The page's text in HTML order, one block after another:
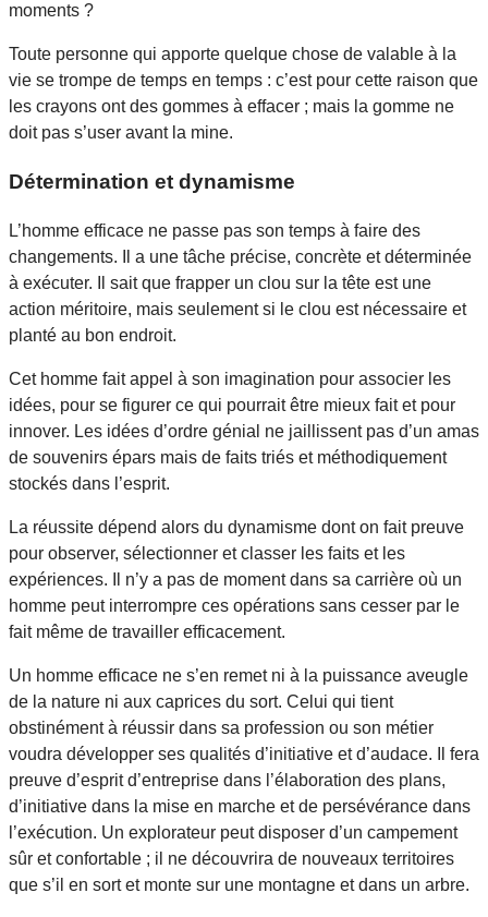
moments ?
Toute personne qui apporte quelque chose de valable à la
vie se trompe de temps en temps : c’est pour cette raison que
les crayons ont des gommes à effacer ; mais la gomme ne
doit pas s’user avant la mine.
Détermination et dynamisme
L’homme efficace ne passe pas son temps à faire des
changements. Il a une tâche précise, concrète et déterminée
à exécuter. Il sait que frapper un clou sur la tête est une
action méritoire, mais seulement si le clou est nécessaire et
planté au bon endroit.
Cet homme fait appel à son imagination pour associer les
idées, pour se figurer ce qui pourrait être mieux fait et pour
innover. Les idées d’ordre génial ne jaillissent pas d’un amas
de souvenirs épars mais de faits triés et méthodiquement
stockés dans l’esprit.
La réussite dépend alors du dynamisme dont on fait preuve
pour observer, sélectionner et classer les faits et les
expériences. Il n’y a pas de moment dans sa carrière où un
homme peut interrompre ces opérations sans cesser par le
fait même de travailler efficacement.
Un homme efficace ne s’en remet ni à la puissance aveugle
de la nature ni aux caprices du sort. Celui qui tient
obstinément à réussir dans sa profession ou son métier
voudra développer ses qualités d’initiative et d’audace. Il fera
preuve d’esprit d’entreprise dans l’élaboration des plans,
d’initiative dans la mise en marche et de persévérance dans
l’exécution. Un explorateur peut disposer d’un campement
sûr et confortable ; il ne découvrira de nouveaux territoires
que s’il en sort et monte sur une montagne et dans un arbre.